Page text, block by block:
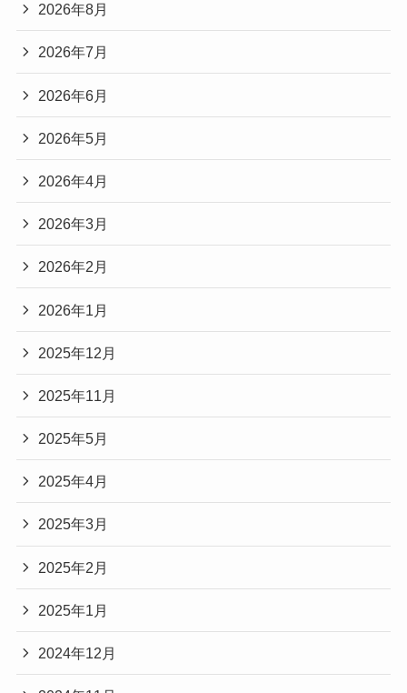
2026年8月
2026年7月
2026年6月
2026年5月
2026年4月
2026年3月
2026年2月
2026年1月
2025年12月
2025年11月
2025年5月
2025年4月
2025年3月
2025年2月
2025年1月
2024年12月